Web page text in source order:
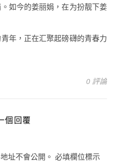
如今的姜丽娟，在为扮靓下姜
年，正在汇聚起磅礴的青春力
0 評論
個回覆
址不會公開。 必填欄位標示